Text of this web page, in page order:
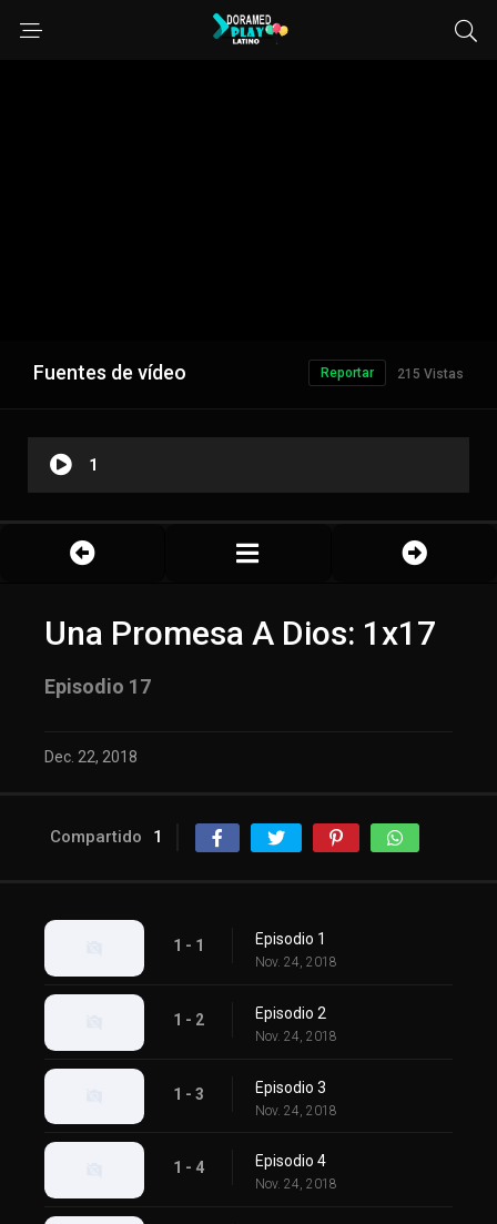
Fuentes de vídeo 215 Vistas
Reportar
1
Una Promesa A Dios: 1x17
Episodio 17
Dec. 22, 2018
Compartido 1
1 - 1 Episodio 1
Nov. 24, 2018
1 - 2 Episodio 2
Nov. 24, 2018
1 - 3 Episodio 3
Nov. 24, 2018
1 - 4 Episodio 4
Nov. 24, 2018